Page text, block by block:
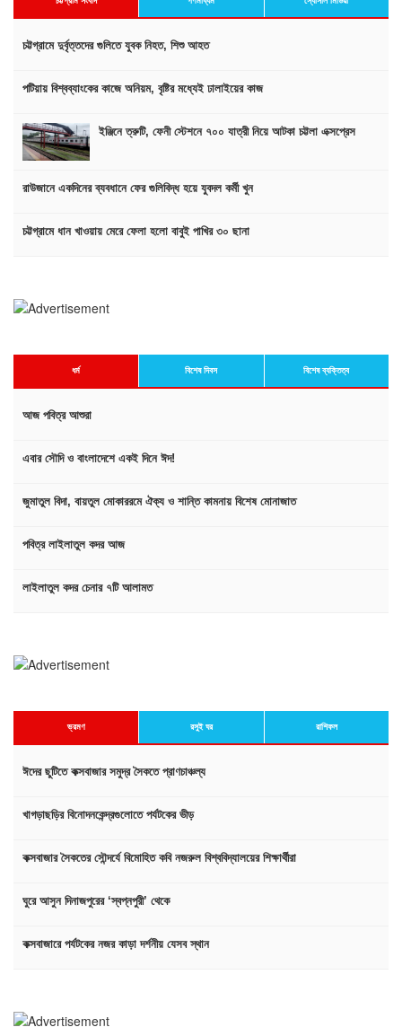
চট্টগ্রামে দুর্বৃত্তদের গুলিতে যুবক নিহত, শিশু আহত
পটিয়ায় বিশ্বব্যাংকের কাজে অনিয়ম, বৃষ্টির মধ্যেই ঢালাইয়ের কাজ
ইঞ্জিনে ত্রুটি, ফেনী স্টেশনে ৭০০ যাত্রী নিয়ে আটকা চট্টলা এক্সপ্রেস
রাউজানে একদিনের ব্যবধানে ফের গুলিবিদ্ধ হয়ে যুবদল কর্মী খুন
চট্টগ্রামে ধান খাওয়ায় মেরে ফেলা হলো বাবুই পাখির ৩০ ছানা
ধর্ম বিশেষ দিবস বিশেষ ব্যক্তিত্ব
আজ পবিত্র আশুরা
এবার সৌদি ও বাংলাদেশে একই দিনে ঈদ!
জুমাতুল বিদা, বায়তুল মোকাররমে ঐক্য ও শান্তি কামনায় বিশেষ মোনাজাত
পবিত্র লাইলাতুল কদর আজ
লাইলাতুল কদর চেনার ৭টি আলামত
ভ্রমণ রসুই ঘর রাশিফল
ঈদের ছুটিতে কক্সবাজার সমুদ্র সৈকতে প্রাণচাঞ্চল্য
খাগড়াছড়ির বিনোদনকেন্দ্রগুলোতে পর্যটকের ভীড়
কক্সবাজার সৈকতের সৌন্দর্যে বিমোহিত কবি নজরুল বিশ্ববিদ্যালয়ের শিক্ষার্থীরা
ঘুরে আসুন দিনাজপুরের ‘স্বপ্নপুরী’ থেকে
কক্সবাজারে পর্যটকের নজর কাড়া দর্শনীয় যেসব স্থান